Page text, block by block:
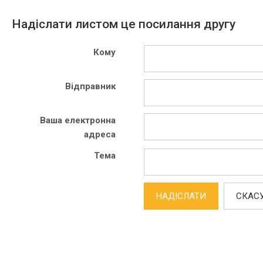
Надіслати листом це посилання другу
Кому
Відправник
Ваша електронна
адреса
Тема
НАДІСЛАТИ